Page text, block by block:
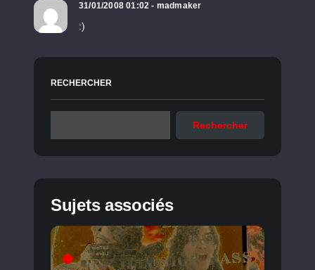
31/01/2008 01:02 - madmaker
:)
RECHERCHER
Rechercher
Sujets associés